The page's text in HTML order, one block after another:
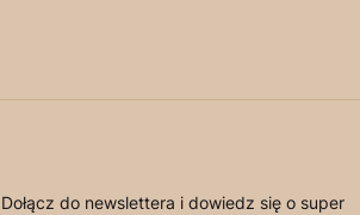
Dołącz do newslettera i dowiedz się o super